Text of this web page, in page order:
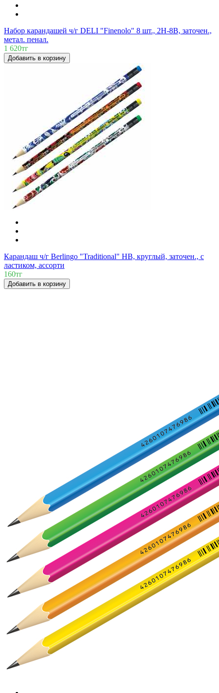
Набор карандашей ч/г DELI "Finenolo" 8 шт., 2H-8B, заточен.,
метал. пенал.
1 620тг
Добавить в корзину
Карандаш ч/г Berlingo "Traditional" HB, круглый, заточен., с
ластиком, ассорти
160тг
Добавить в корзину